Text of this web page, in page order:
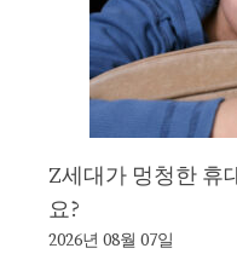
Z세대가 멍청한 휴
요?
2026년 08월 07일